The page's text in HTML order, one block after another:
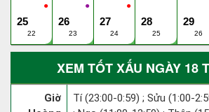
●
25
22
●
26
23
●
27
24
28
25
29
26
XEM TỐT XẤU NGÀY 18
Giờ
Tí (23:00-0:59) ; Sửu (1:00-